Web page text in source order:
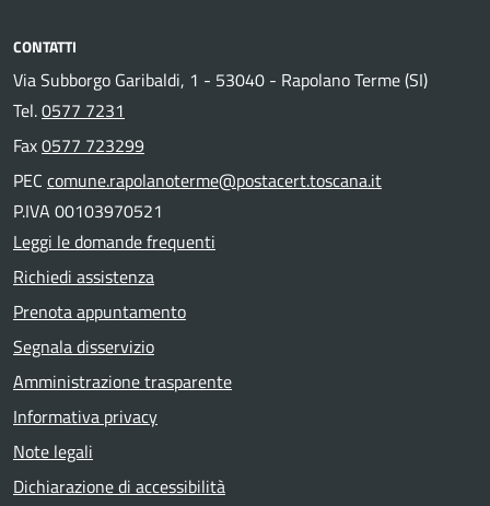
CONTATTI
Via Subborgo Garibaldi, 1 - 53040 - Rapolano Terme (SI)
Tel.0577 7231
Fax0577 723299
PEC comune.rapolanoterme@postacert.toscana.it
P.IVA 00103970521
Leggi le domande frequenti
Richiedi assistenza
Prenota appuntamento
Segnala disservizio
Amministrazione trasparente
Informativa privacy
Note legali
Dichiarazione di accessibilità